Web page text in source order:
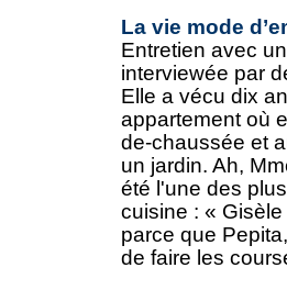
La vie mode
Entretien avec
interviewée par
Elle a vécu dix
appartement où
de-chaussée et
un jardin. Ah,
été l'une des
cuisine : «
parce que
de faire les